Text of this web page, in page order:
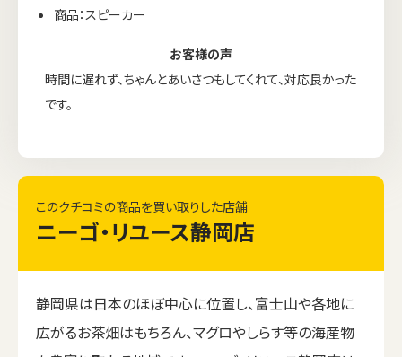
商品：スピーカー
お客様の声
時間に遅れず、ちゃんとあいさつもしてくれて、対応良かった
です。
このクチコミの商品を買い取りした店舗
ニーゴ・リユース静岡店
静岡県は日本のほぼ中心に位置し、富士山や各地に
広がるお茶畑はもちろん、マグロやしらす等の海産物